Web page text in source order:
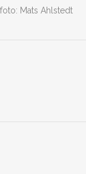
foto: Mats Ahlstedt